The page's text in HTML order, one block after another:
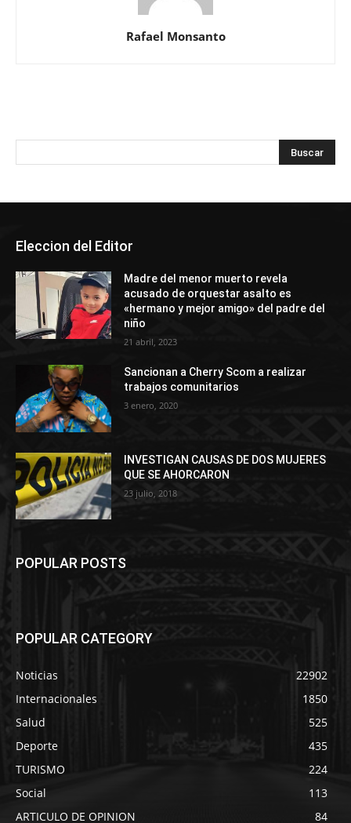
Rafael Monsanto
Eleccion del Editor
Madre del menor muerto revela
acusado de orquestar asalto es
«hermano y mejor amigo» del padre del
niño
21 abril, 2023
Sancionan a Cherry Scom a realizar
trabajos comunitarios
3 enero, 2020
INVESTIGAN CAUSAS DE DOS MUJERES
QUE SE AHORCARON
23 julio, 2018
POPULAR POSTS
POPULAR CATEGORY
Noticias
22902
Internacionales
1850
Salud
525
Deporte
435
TURISMO
224
Social
113
ARTICULO DE OPINION
84